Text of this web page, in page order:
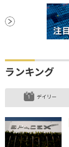
ランキング
デイリー